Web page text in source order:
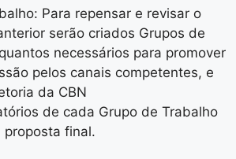
Para repensar e revisar o
serão criados Grupos de
necessários para promover
pelos canais competentes, e
da CBN
de cada Grupo de Trabalho
proposta final.